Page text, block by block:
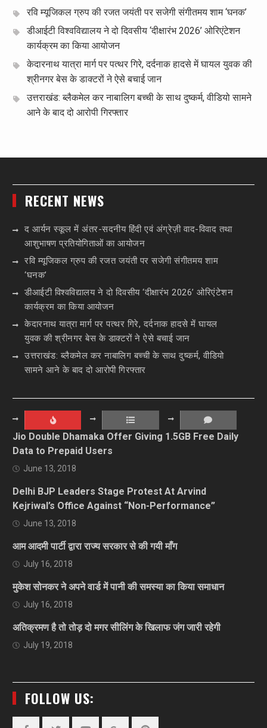
रवि म्यूजिकल ग्रुप की रजत जयंती पर सजेगी संगीतमय शाम ‘घनक’
डीआईटी विश्वविद्यालय ने दो दिवसीय ‘दीक्षारंभ 2026’ ओरिएंटेशन
कार्यक्रम का किया आयोजन
केदारनाथ यात्रा मार्ग पर पत्थर गिरे, दर्दनाक हादसे में घायल युवक की
श्रीनगर बेस के डाक्टरों ने ऐसे बचाई जान
उत्तराखंड: ब्लैकमेल कर नाबालिग बच्ची के साथ दुष्कर्म, वीडियो सामने
आने के बाद दो आरोपी गिरफ्तार
RECENT NEWS
द आर्यन स्कूल में अंतर-सदनीय हिंदी एवं अंग्रेज़ी वाद-विवाद तथा
आशुभाषण प्रतियोगिताओं का आयोजन
रवि म्यूजिकल ग्रुप की रजत जयंती पर सजेगी संगीतमय शाम
‘घनक’
डीआईटी विश्वविद्यालय ने दो दिवसीय ‘दीक्षारंभ 2026’ ओरिएंटेशन
कार्यक्रम का किया आयोजन
केदारनाथ यात्रा मार्ग पर पत्थर गिरे, दर्दनाक हादसे में घायल
युवक की श्रीनगर बेस के डाक्टरों ने ऐसे बचाई जान
उत्तराखंड: ब्लैकमेल कर नाबालिग बच्ची के साथ दुष्कर्म, वीडियो
सामने आने के बाद दो आरोपी गिरफ्तार
Jio Double Dhamaka Offer Giving 1.5GB Free Daily
Data to Prepaid Users
June 13, 2018
Delhi BJP Leaders Stage Protest At Arvind
Kejriwal’s Office Against “Non-Performance”
June 13, 2018
आम आदमी पार्टी द्वारा राज्य सरकार से की गयी माँग
July 16, 2018
मुकेश सोनकर ने अपने वार्ड में पानी की समस्या का किया समाधान
July 16, 2018
अतिक्रमण है तो तोड़ दो मगर सीलिंग के खिलाफ जंग जारी रहेगी
July 19, 2018
FOLLOW US: